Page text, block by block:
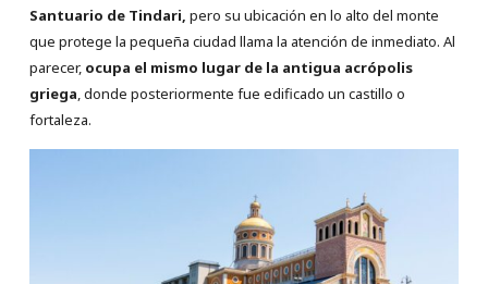
Santuario de Tindari, pero su ubicación en lo alto del monte
que protege la pequeña ciudad llama la atención de inmediato. Al
parecer, ocupa el mismo lugar de la antigua acrópolis
griega, donde posteriormente fue edificado un castillo o
fortaleza.